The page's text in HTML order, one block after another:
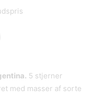
5 stjerner
med masser af sorte